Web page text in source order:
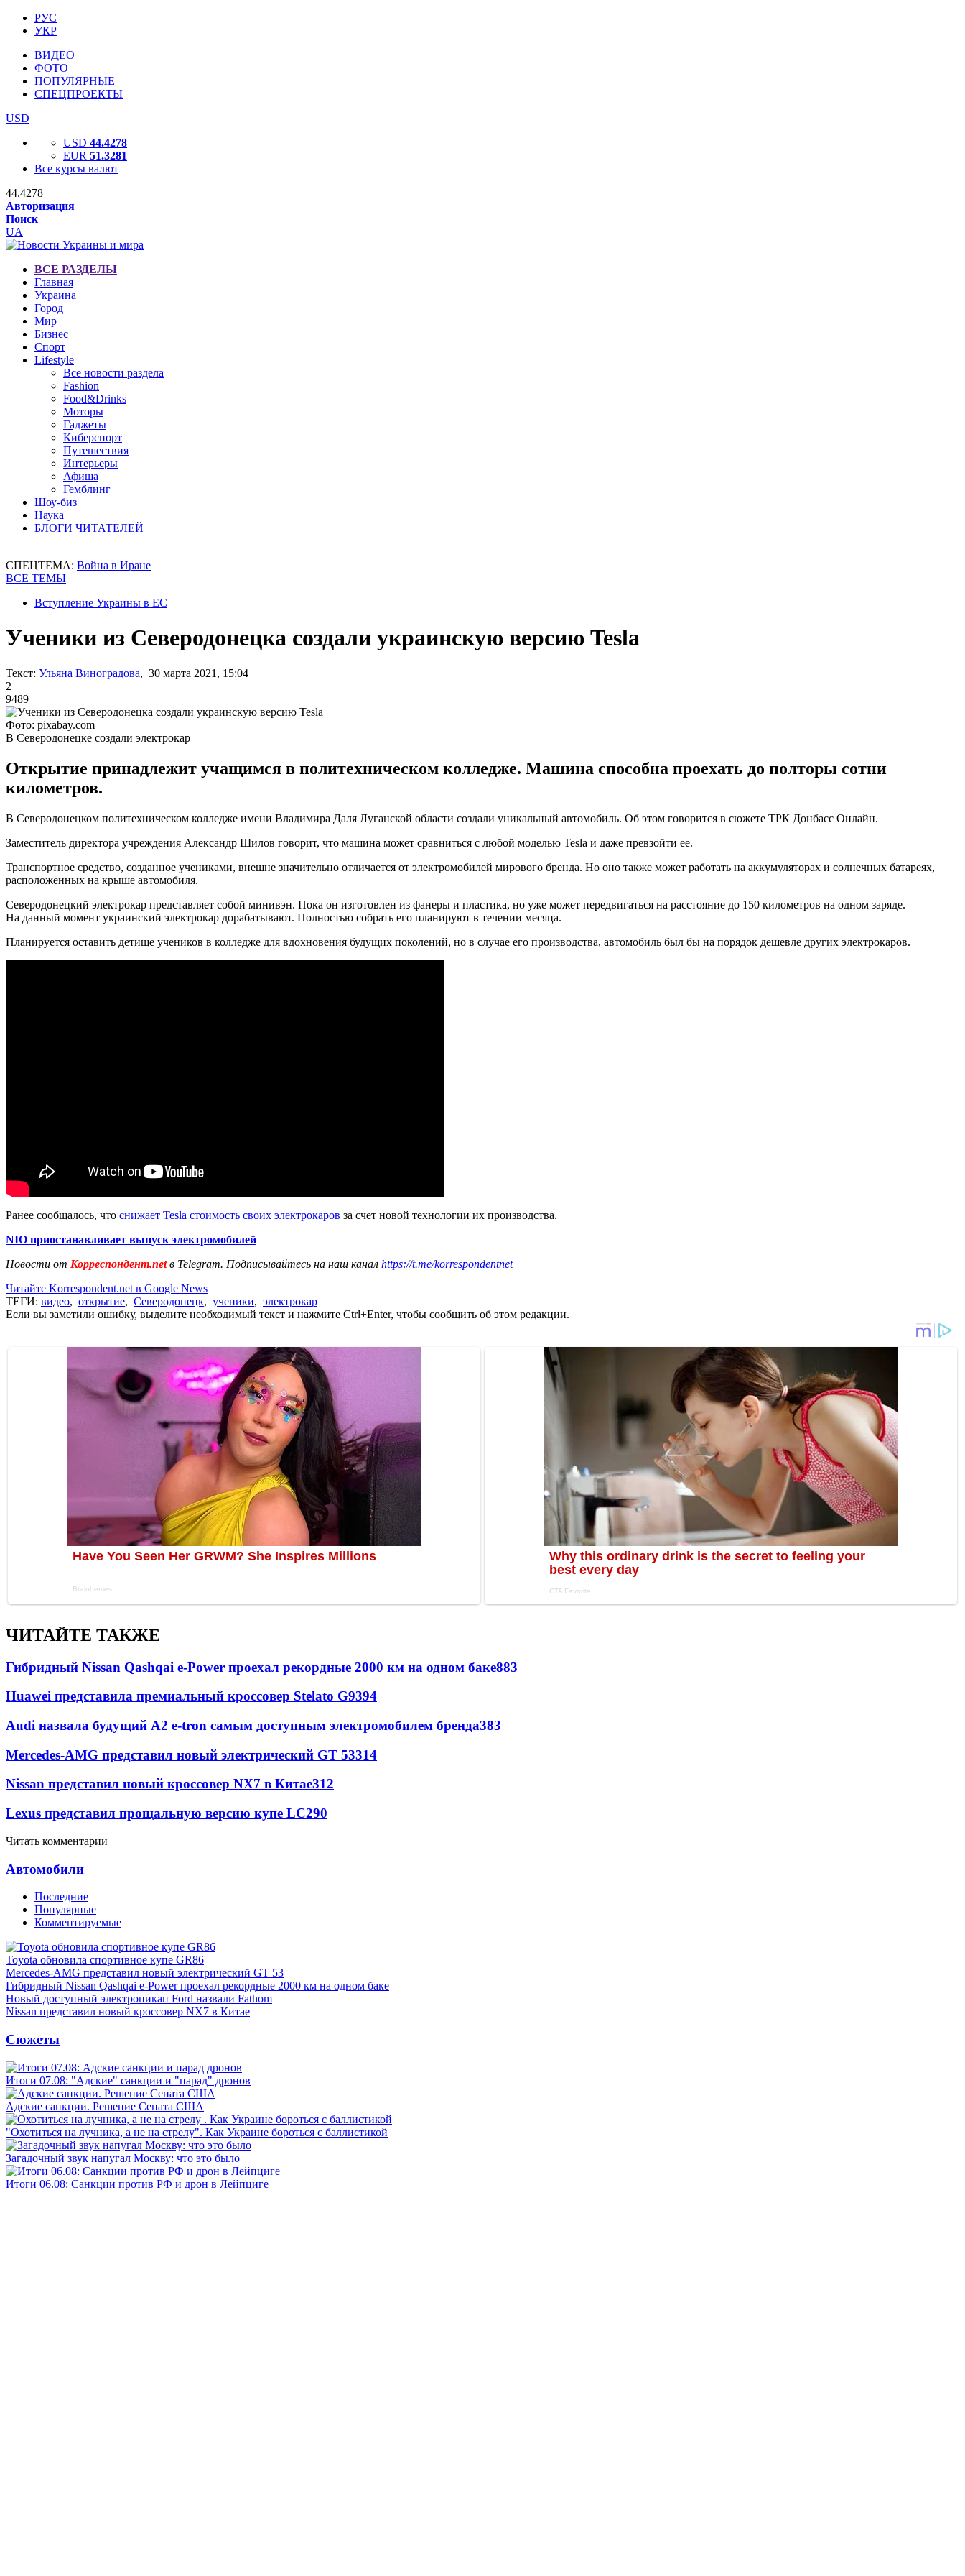
РУС
УКР
ВИДЕО
ФОТО
ПОПУЛЯРНЫЕ
СПЕЦПРОЕКТЫ
USD
USD 44.4278
EUR 51.3281
Все курсы валют
44.4278
Авторизация
Поиск
UA
ВСЕ РАЗДЕЛЫ
Главная
Украина
Город
Мир
Бизнес
Спорт
Lifestyle
Все новости раздела
Fashion
Food&Drinks
Моторы
Гаджеты
Киберспорт
Путешествия
Интерьеры
Афиша
Гемблинг
Шоу-биз
Наука
БЛОГИ ЧИТАТЕЛЕЙ
СПЕЦТЕМА: Война в Иране
ВСЕ ТЕМЫ
Вступление Украины в ЕС
Ученики из Северодонецка создали украинскую версию Tesla
Текст: Ульяна Виноградова, 30 марта 2021, 15:04
2
9489
Фото: pixabay.com
В Северодонецке создали электрокар
Открытие принадлежит учащимся в политехническом колледже. Машина способна проехать до полторы сотни
километров.
В Северодонецком политехническом колледже имени Владимира Даля Луганской области создали уникальный автомобиль. Об этом говорится в сюжете ТРК Донбасс Онлайн.
Заместитель директора учреждения Александр Шилов говорит, что машина может сравниться с любой моделью Tesla и даже превзойти ее.
Транспортное средство, созданное учениками, внешне значительно отличается от электромобилей мирового бренда. Но оно также может работать на аккумуляторах и солнечных батареях,
расположенных на крыше автомобиля.
Северодонецкий электрокар представляет собой минивэн. Пока он изготовлен из фанеры и пластика, но уже может передвигаться на расстояние до 150 километров на одном заряде.
На данный момент украинский электрокар дорабатывают. Полностью собрать его планируют в течении месяца.
Планируется оставить детище учеников в колледже для вдохновения будущих поколений, но в случае его производства, автомобиль был бы на порядок дешевле других электрокаров.
Ранее сообщалось, что снижает Tesla стоимость своих электрокаров за счет новой технологии их производства.
NIO приостанавливает выпуск электромобилей
Новости от Корреспондент.netв Telegram. Подписывайтесь на наш канал https://t.me/korrespondentnet
Читайте Korrespondent.net в Google News
ТЕГИ: видео, открытие, Северодонецк, ученики, электрокар
Если вы заметили ошибку, выделите необходимый текст и нажмите Ctrl+Enter, чтобы сообщить об этом редакции.
ЧИТАЙТЕ ТАКЖЕ
Гибридный Nissan Qashqai e-Power проехал рекордные 2000 км на одном баке883
Huawei представила премиальный кроссовер Stelato G9394
Audi назвала будущий A2 e-tron самым доступным электромобилем бренда383
Mercedes-AMG представил новый электрический GT 53314
Nissan представил новый кроссовер NX7 в Китае312
Lexus представил прощальную версию купе LC290
Читать комментарии
Автомобили
Последние
Популярные
Комментируемые
Toyota обновила спортивное купе GR86
Mercedes-AMG представил новый электрический GT 53
Гибридный Nissan Qashqai e-Power проехал рекордные 2000 км на одном баке
Новый доступный электропикап Ford назвали Fathom
Nissan представил новый кроссовер NX7 в Китае
Сюжеты
Итоги 07.08: "Адские" санкции и "парад" дронов
Адские санкции. Решение Сената США
"Охотиться на лучника, а не на стрелу". Как Украине бороться с баллистикой
Загадочный звук напугал Москву: что это было
Итоги 06.08: Санкции против РФ и дрон в Лейпциге